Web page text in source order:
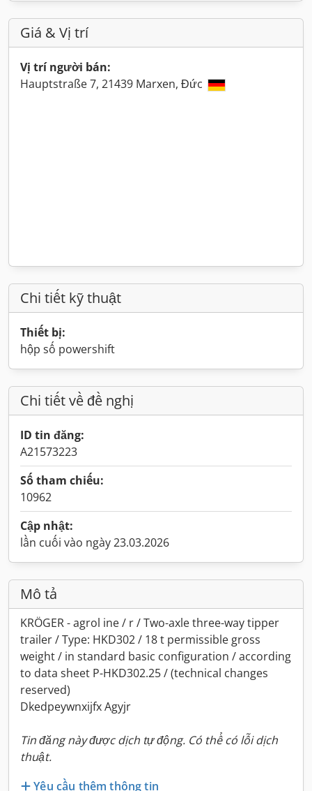
Giá & Vị trí
Vị trí người bán:
Hauptstraße 7, 21439 Marxen, Đức
Chi tiết kỹ thuật
Thiết bị:
hộp số powershift
Chi tiết về đề nghị
ID tin đăng:
A21573223
Số tham chiếu:
10962
Cập nhật:
lần cuối vào ngày 23.03.2026
Mô tả
KRÖGER - agrol ine / r / Two-axle three-way tipper
trailer / Type: HKD302 / 18 t permissible gross
weight / in standard basic configuration / according
to data sheet P-HKD302.25 / (technical changes
reserved)
Dkedpeywnxijfx Agyjr
Tin đăng này được dịch tự động. Có thể có lỗi dịch
thuật.
Yêu cầu thêm thông tin